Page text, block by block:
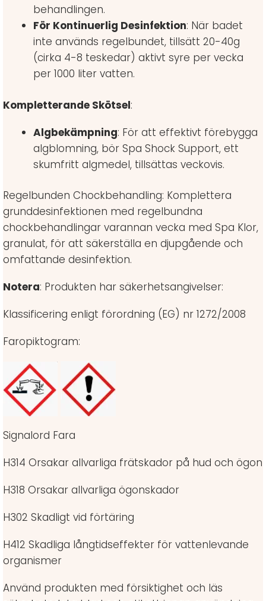
behandlingen.
För Kontinuerlig Desinfektion: När badet
inte används regelbundet, tillsätt 20-40g
(cirka 4-8 teskedar) aktivt syre per vecka
per 1000 liter vatten.
Kompletterande Skötsel:
Algbekämpning: För att effektivt förebygga
algblomning, bör Spa Shock Support, ett
skumfritt algmedel, tillsättas veckovis.
Regelbunden Chockbehandling: Komplettera
grunddesinfektionen med regelbundna
chockbehandlingar varannan vecka med Spa Klor,
granulat, för att säkerställa en djupgående och
omfattande desinfektion.
Notera: Produkten har säkerhetsangivelser:
Klassificering enligt förordning (EG) nr 1272/2008
Faropiktogram:
Signalord Fara
H314 Orsakar allvarliga frätskador på hud och ögon
H318 Orsakar allvarliga ögonskador
H302 Skadligt vid förtäring
H412 Skadliga långtidseffekter för vattenlevande
organismer
Använd produkten med försiktighet och läs